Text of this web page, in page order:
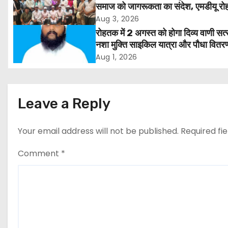
a
a
समाज को जागरूकता का संदेश, एमडीयू
हजारों लोगों ने लिया संकल्प
Aug 3, 2026
रोहतक में 2 अगस्त को होगा दिव्य वाणी
नशा मुक्ति साइकिल यात्रा और पौधा
कार्यक्रम
Aug 1, 2026
Leave a Reply
Your email address will not be published. Required
Comment *